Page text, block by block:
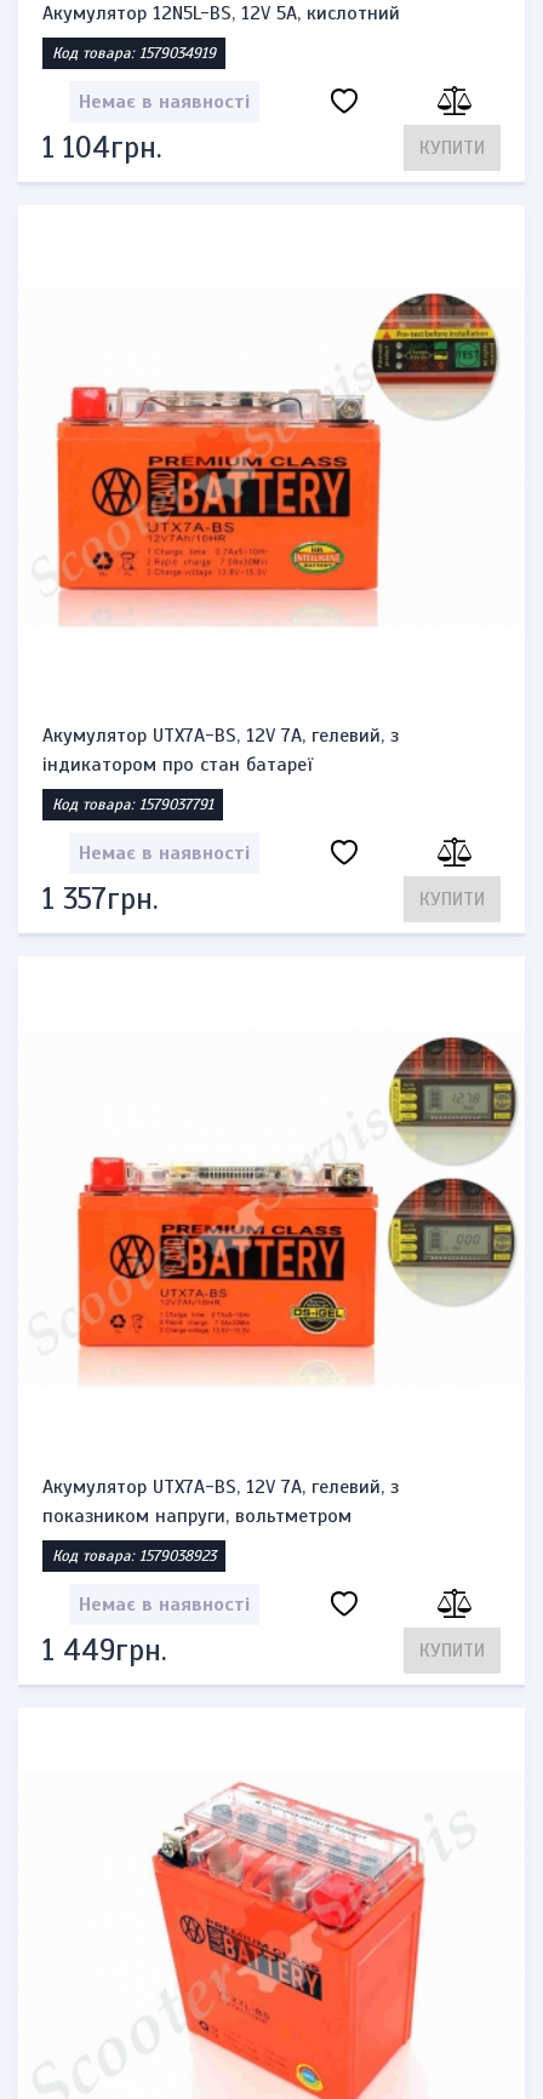
Акумулятор 12N5L-BS, 12V 5A, кислотний
Код товара: 1579034919
Немає в наявності
1 104грн. КУПИТИ
Акумулятор UTX7A-BS, 12V 7A, гелевий, з
індикатором про стан батареї
Код товара: 1579037791
Немає в наявності
1 357грн. КУПИТИ
Акумулятор UTX7A-BS, 12V 7A, гелевий, з
показником напруги, вольтметром
Код товара: 1579038923
Немає в наявності
1 449грн. КУПИТИ